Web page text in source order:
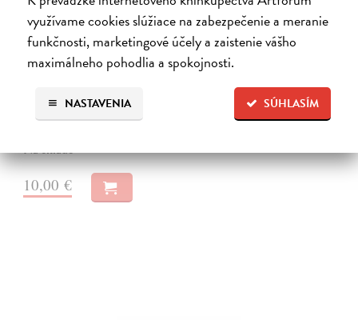
využívame cookies slúžiace na zabezpečenie a meranie
funkčnosti, marketingové účely a zaistenie vášho
maximálneho pohodlia a spokojnosti.
SÚHLASÍM
NASTAVENIA
Ako byť rodičom dieťaťa s FASD
Brown Julia, Mather Mary| Kniha
slovenskom jazyku. Kniha nielen jasne a zrozumiteľne popisuje
problematiku FASD, ale ponúka aj konkrétne rady pri výchove detí s
Na sklade
10,00 €